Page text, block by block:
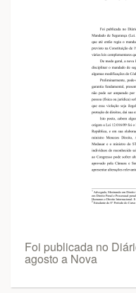
Foi publicada no
agosto a Nova